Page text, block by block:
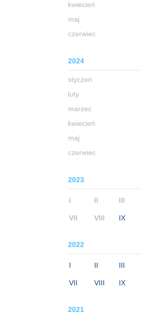
kwiecień
maj
czerwiec
2024
styczeń
luty
marzec
kwiecień
maj
czerwiec
2023
I II III
VII VIII IX
2022
I II III
VII VIII IX
2021